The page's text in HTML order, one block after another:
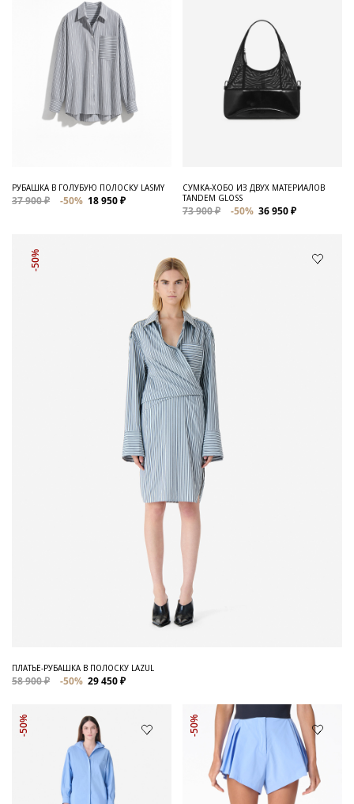
РУБАШКА В ГОЛУБУЮ ПОЛОСКУ LASMY
37 900 ₽ -50% 18 950 ₽
СУМКА-ХОБО ИЗ ДВУХ МАТЕРИАЛОВ
TANDEM GLOSS
73 900 ₽ -50% 36 950 ₽
-50%
ПЛАТЬЕ-РУБАШКА В ПОЛОСКУ LAZUL
58 900 ₽ -50% 29 450 ₽
-50% -50%